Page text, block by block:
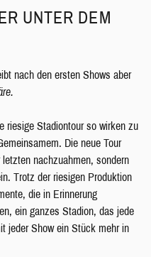
UNTER DEM
nach den ersten Shows aber
riesige Stadiontour so wirken zu
Die neue Tour
nachzuahmen, sondern
Trotz der riesigen Produktion
die in Erinnerung
ein ganzes Stadion, das jede
jeder Show ein Stück mehr in